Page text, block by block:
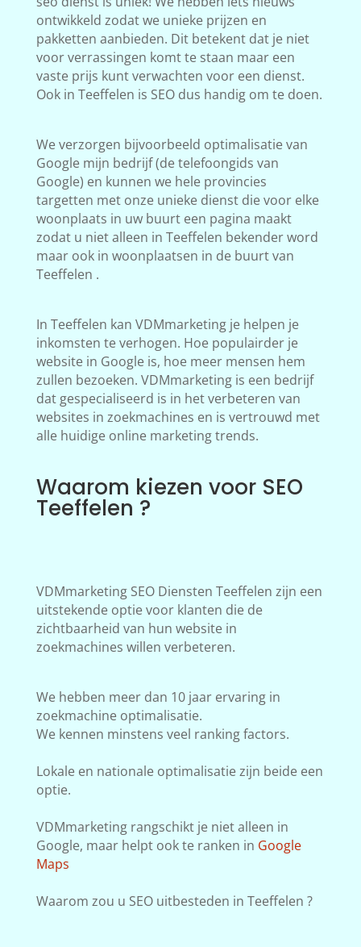
ontwikkeld zodat we unieke prijzen en
pakketten aanbieden. Dit betekent dat je niet
voor verrassingen komt te staan maar een
vaste prijs kunt verwachten voor een dienst.
Ook in Teeffelen is SEO dus handig om te doen.
We verzorgen bijvoorbeeld optimalisatie van
Google mijn bedrijf (de telefoongids van
Google) en kunnen we hele provincies
targetten met onze unieke dienst die voor elke
woonplaats in uw buurt een pagina maakt
zodat u niet alleen in Teeffelen bekender word
maar ook in woonplaatsen in de buurt van
Teeffelen .
In Teeffelen kan VDMmarketing je helpen je
inkomsten te verhogen. Hoe populairder je
website in Google is, hoe meer mensen hem
zullen bezoeken. VDMmarketing is een bedrijf
dat gespecialiseerd is in het verbeteren van
websites in zoekmachines en is vertrouwd met
alle huidige online marketing trends.
Waarom kiezen voor SEO
Teeffelen ?
VDMmarketing SEO Diensten Teeffelen zijn een
uitstekende optie voor klanten die de
zichtbaarheid van hun website in
zoekmachines willen verbeteren.
We hebben meer dan 10 jaar ervaring in
zoekmachine optimalisatie.
We kennen minstens veel ranking factors.
Lokale en nationale optimalisatie zijn beide een
optie.
VDMmarketing rangschikt je niet alleen in
Google, maar helpt ook te ranken in Google
Maps
Waarom zou u SEO uitbesteden in Teeffelen ?